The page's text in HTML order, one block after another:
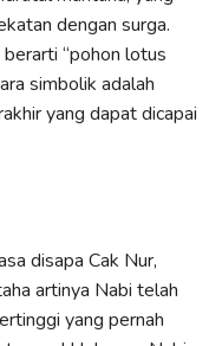
dengan surga.
“pohon lotus
simbolik adalah
yang dapat dicapai
disapa Cak Nur,
artinya Nabi telah
yang pernah